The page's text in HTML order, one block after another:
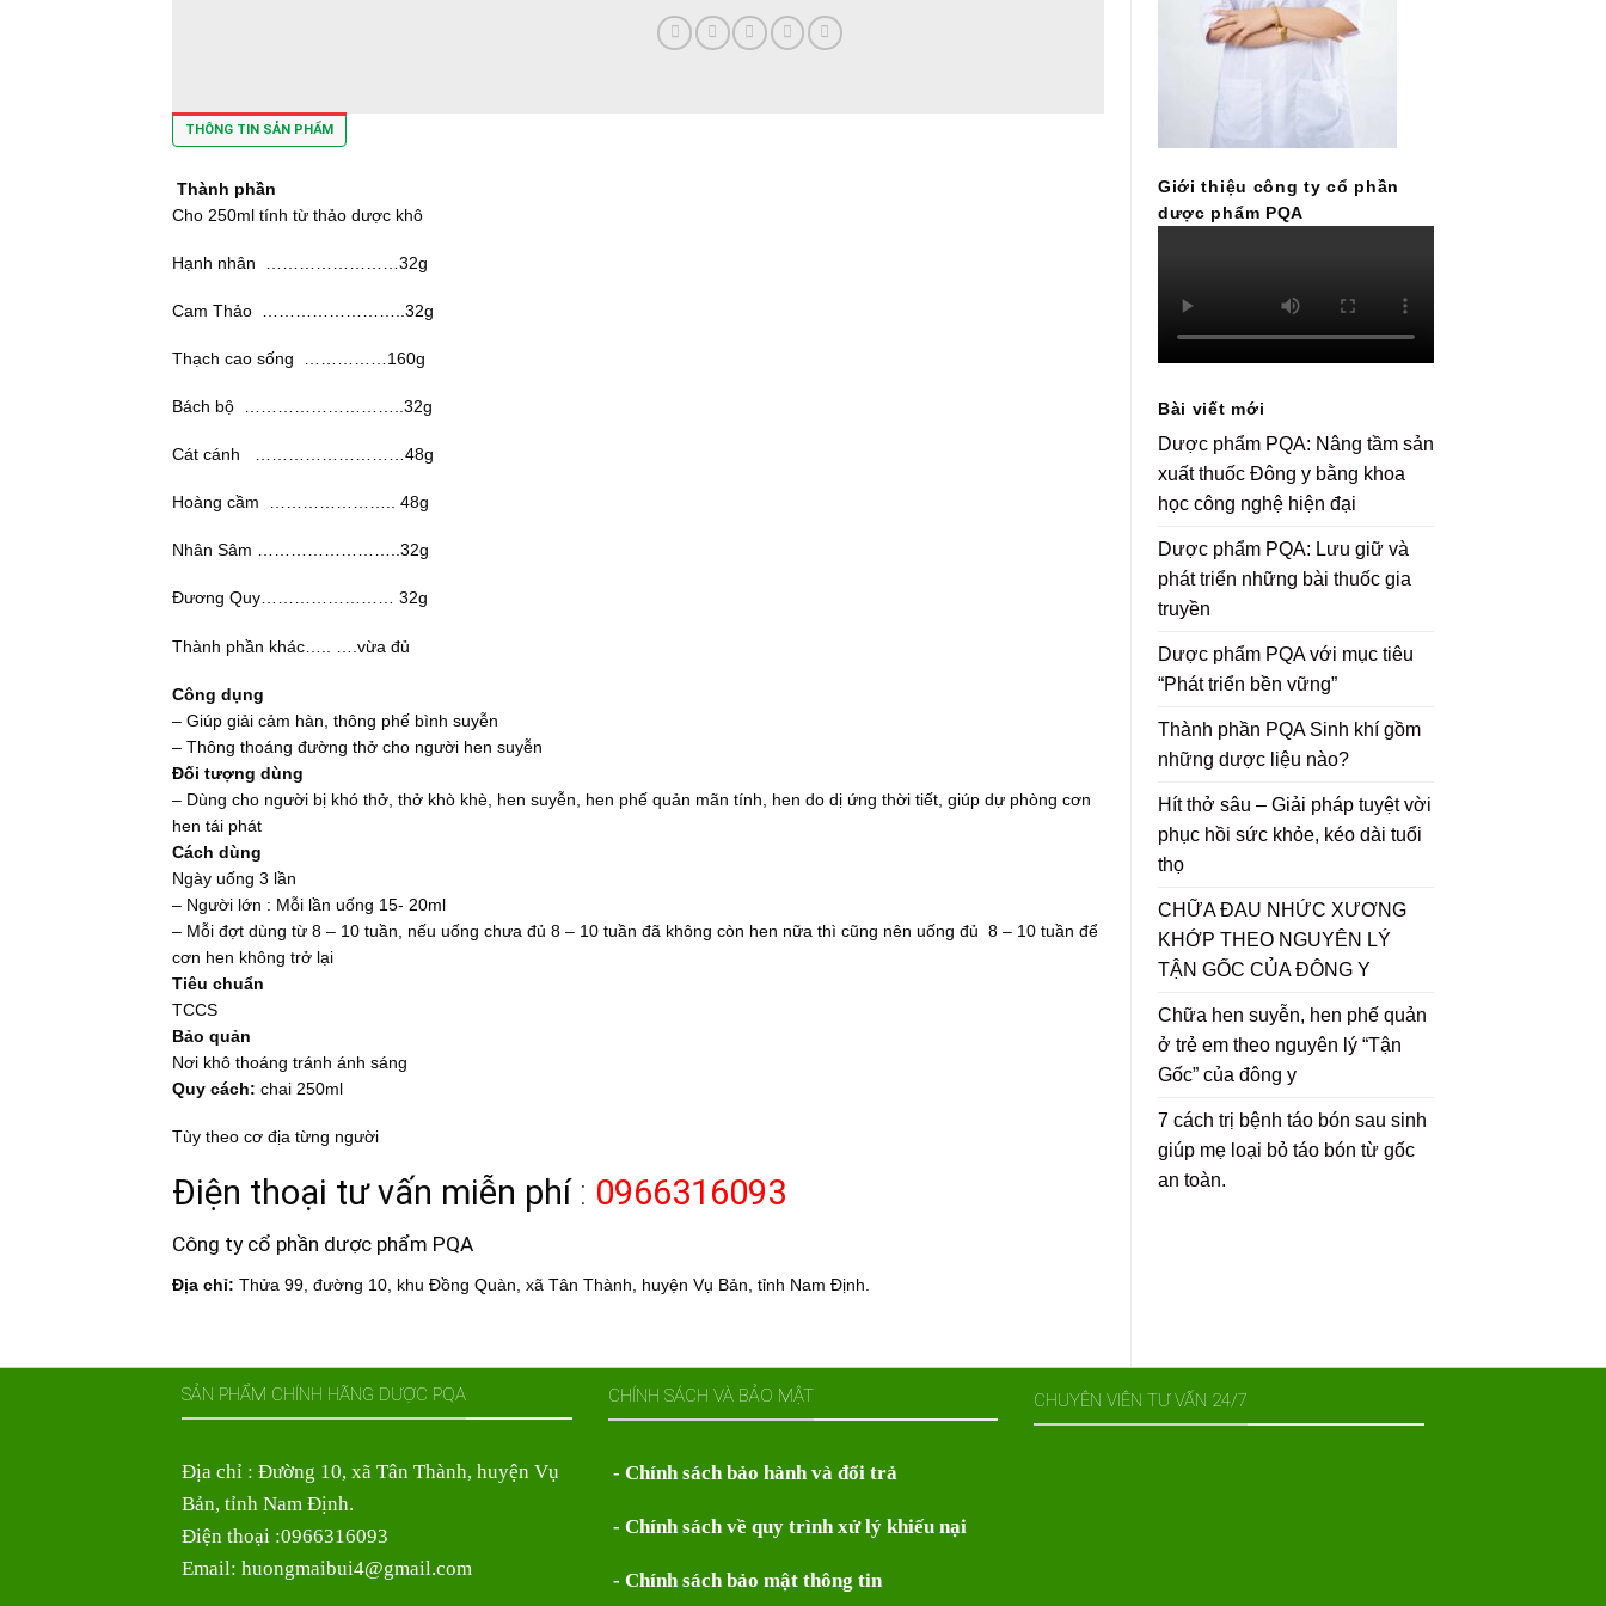
Giới thiệu công ty cổ phần
dược phẩm PQA
Bài viết mới
Dược phẩm PQA: Nâng tầm sản
xuất thuốc Đông y bằng khoa
học công nghệ hiện đại
Dược phẩm PQA: Lưu giữ và
phát triển những bài thuốc gia
truyền
Dược phẩm PQA với mục tiêu
“Phát triển bền vững”
Thành phần PQA Sinh khí gồm
những dược liệu nào?
Hít thở sâu – Giải pháp tuyệt vời
phục hồi sức khỏe, kéo dài tuổi
thọ
CHỮA ĐAU NHỨC XƯƠNG
KHỚP THEO NGUYÊN LÝ
TẬN GỐC CỦA ĐÔNG Y
Chữa hen suyễn, hen phế quản
ở trẻ em theo nguyên lý “Tận
Gốc” của đông y
7 cách trị bệnh táo bón sau sinh
giúp mẹ loại bỏ táo bón từ gốc
an toàn.
THÔNG TIN SẢN PHẨM
Thành phần
Cho 250ml tính từ thảo dược khô
Hạnh nhân ……………………32g
Cam Thảo ……………………..32g
Thạch cao sống ……………160g
Bách bộ ………………………..32g
Cát cánh ………………………48g
Hoàng cầm ………………….. 48g
Nhân Sâm ……………………..32g
Đương Quy…………………… 32g
Thành phần khác….. ….vừa đủ
Công dụng
– Giúp giải cảm hàn, thông phế bình suyễn
– Thông thoáng đường thở cho người hen suyễn
Đối tượng dùng
– Dùng cho người bị khó thở, thở khò khè, hen suyễn, hen phế quản mãn tính, hen do dị ứng thời tiết, giúp dự phòng cơn
hen tái phát
Cách dùng
Ngày uống 3 lần
– Người lớn : Mỗi lần uống 15- 20ml
– Mỗi đợt dùng từ 8 – 10 tuần, nếu uống chưa đủ 8 – 10 tuần đã không còn hen nữa thì cũng nên uống đủ 8 – 10 tuần để
cơn hen không trở lại
Tiêu chuẩn
TCCS
Bảo quản
Nơi khô thoáng tránh ánh sáng
Quy cách: chai 250ml
Tùy theo cơ địa từng người
Điện thoại tư vấn miễn phí: 0966316093
Công ty cổ phần dược phẩm PQA
Địa chỉ: Thửa 99, đường 10, khu Đồng Quàn, xã Tân Thành, huyện Vụ Bản, tỉnh Nam Định.
SẢN PHẨM CHÍNH HÃNG DƯỢC PQA
Địa chỉ : Đường 10, xã Tân Thành, huyện Vụ
Bản, tỉnh Nam Định.
Điện thoại :0966316093
Email: huongmaibui4@gmail.com
CHÍNH SÁCH VÀ BẢO MẬT
- Chính sách bảo hành và đổi trả
- Chính sách về quy trình xử lý khiếu nại
- Chính sách bảo mật thông tin
CHUYÊN VIÊN TƯ VẤN 24/7